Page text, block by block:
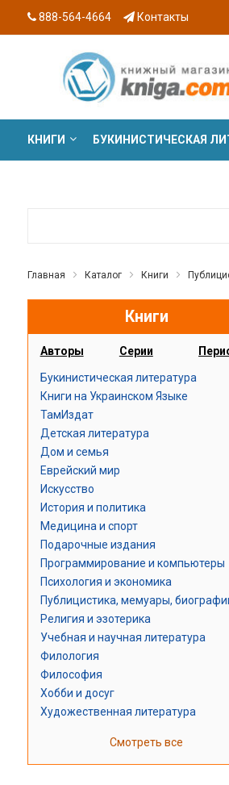
888-564-4664 Контакты
КНИГИ БУКИНИСТИЧЕСКАЯ
Главная Каталог Книги
Книги
Авторы Серии
Букинистическая литература
Книги на Украинском Языке
ТамИздат
Детская литература
Дом и семья
Еврейский мир
Искусство
История и политика
Медицина и спорт
Подарочные издания
Программирование и компьютеры
Психология и экономика
Публицистика, мемуары,
Религия и эзотерика
Учебная и научная литература
Филология
Философия
Хобби и досуг
Художественная литература
Смотреть все